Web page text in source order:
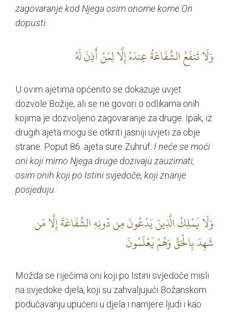
zagovaranje kod Njega osim onome kome On
dopusti
وَلَا تَنفَعُ الشَّفَاعَةُ عِندَهُ إِلَّا لِمَنْ أَذِنَ لَهُ
U ovim ajetima općenito se dokazuje uvjet
dozvole Božije, ali se ne govori o odlikama onih
kojima je dozvoljeno zagovaranje za druge. Ipak, iz
drugih ajeta mogu se otkriti jasniji uvjeti za obje
strane. Poput 86. ajeta sure Zuhruf: I neće se moći
oni koji mimo Njega druge dozivaju zauzimati,
osim onih koji po Istini svjedoče, koji znanje
posjeduju
وَلَا يَمْلِكُ الَّذِينَ يَدْعُونَ مِن دُونِهِ الشَّفَاعَةَ إِلَّا مَن
شَهِدَ بِالْحَقِّ وَهُمْ يَعْلَمُونَ
Možda se riječima oni koji po Istini svjedoče misli
na svjedoke djela, koji su zahvaljujući Božanskom
podučavanju upućeni u djela i namjere ljudi i kao